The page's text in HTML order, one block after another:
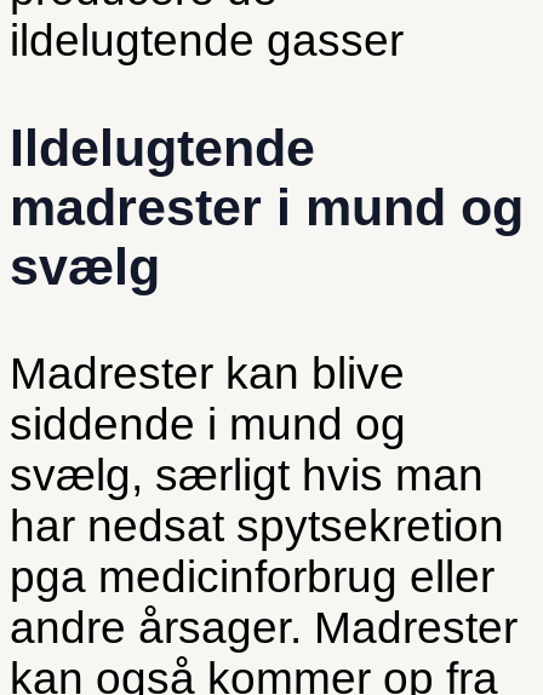
ildelugtende gasser
Ildelugtende
madrester i mund og
svælg
Madrester kan blive
siddende i mund og
svælg, særligt hvis man
har nedsat spytsekretion
pga medicinforbrug eller
andre årsager. Madrester
kan også kommer op fra